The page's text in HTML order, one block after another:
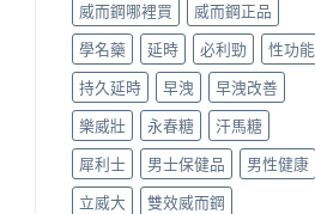
威而鋼哪裡買
威而鋼正品
學名藥
延時 必利勁
性功能
持久延時
早洩
早洩改善
樂威壯
永春糖
汗馬糖
犀利士
男士保健品
男性健康
立威大
雙效威而鋼